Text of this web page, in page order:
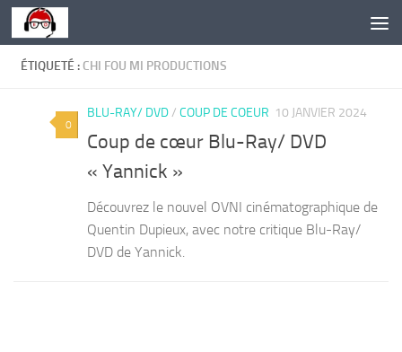
Skip to content
ÉTIQUETÉ : CHI FOU MI PRODUCTIONS
0
BLU-RAY/ DVD/ COUP DE COEUR 10 JANVIER 2024
Coup de cœur Blu-Ray/ DVD
« Yannick »
Découvrez le nouvel OVNI cinématographique de
Quentin Dupieux, avec notre critique Blu-Ray/
DVD de Yannick.